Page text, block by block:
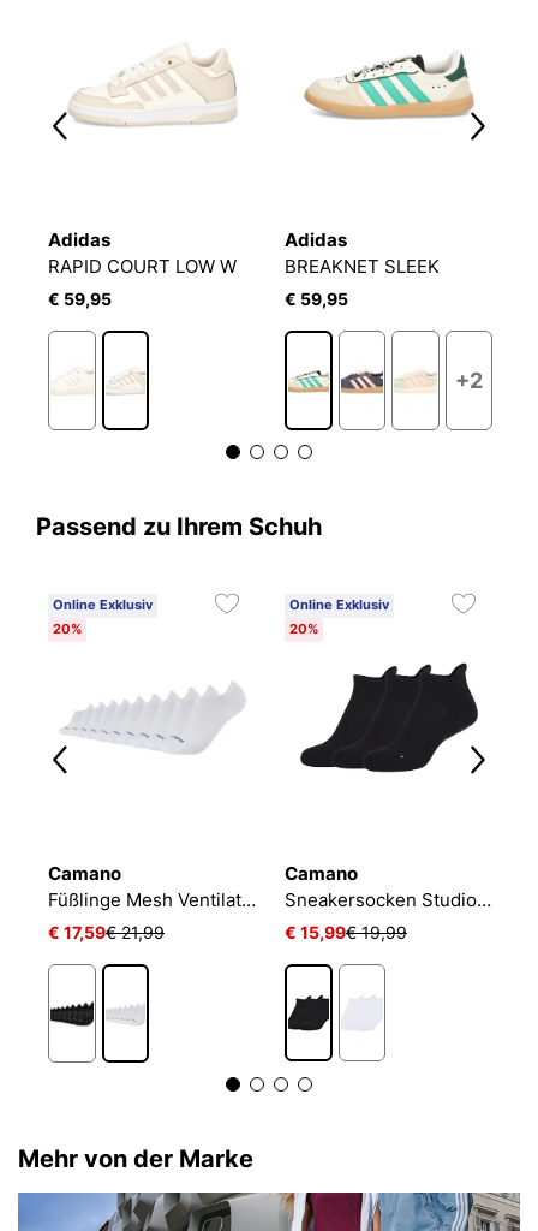
Adidas
RAPID COURT LOW W
€ 59,95
Adidas
BREAKNET SLEEK
€ 59,95
+2
Passend zu Ihrem Schuh
Online Exklusiv
20%
Camano
Füßlinge Mesh Ventilation
€ 17,59€ 21,99
Online Exklusiv
20%
Camano
Sneakersocken Studio-Line Pilates und Yoga
€ 15,99€ 19,99
Mehr von der Marke